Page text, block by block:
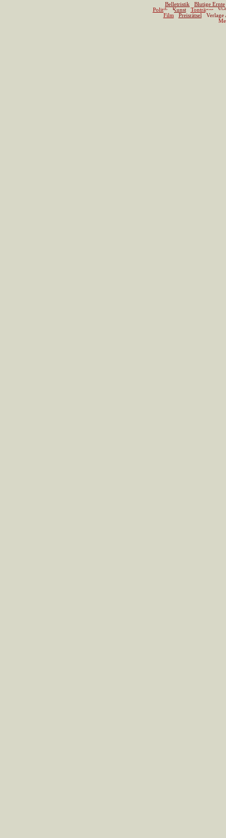
Belletristik
Blutige Ernte
Politik
Kunst Tonträger
Film
Preisrätsel
Verlage